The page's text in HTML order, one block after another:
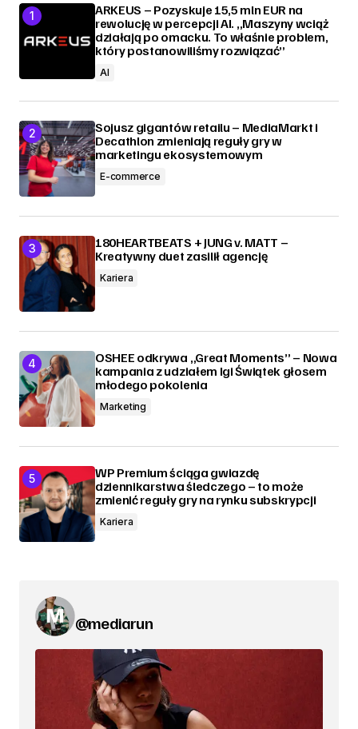
ARKEUS – Pozyskuje 15,5 mln EUR na
rewolucję w percepcji AI. „Maszyny wciąż
działają po omacku. To właśnie problem,
który postanowiliśmy rozwiązać”
AI
Sojusz gigantów retailu – MediaMarkt i
Decathlon zmieniają reguły gry w
marketingu ekosystemowym
E-commerce
180HEARTBEATS + JUNG v. MATT –
Kreatywny duet zasilił agencję
Kariera
OSHEE odkrywa „Great Moments” – Nowa
kampania z udziałem Igi Świątek głosem
młodego pokolenia
Marketing
WP Premium ściąga gwiazdę
dziennikarstwa śledczego – to może
zmienić reguły gry na rynku subskrypcji
Kariera
@mediarun